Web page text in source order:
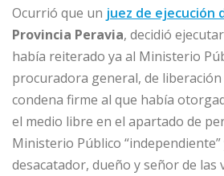
Ocurrió que un juez de ejecución
Provincia Peravia, decidió
había reiterado ya al Ministerio
procuradora general, de
condena firme al que había
el medio libre en el apartado de
Ministerio Público
desacatador, dueño y señor de las